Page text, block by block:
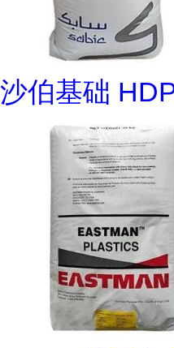
沙伯基础